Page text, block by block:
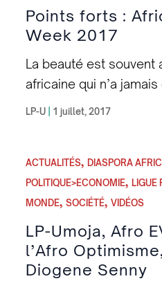
Points forts :
Week 2017
La beauté est souvent
africaine qui n’a
la mesure où nombre
LP-U 1 juillet, 2017
ACTUALITÉS, DIASPORA
POLITIQUE>ECONOMIE, LIGUE
MONDE, SOCIÉTÉ, VIDÉOS
LP-Umoja, Afro
l’Afro
Diogene Senny